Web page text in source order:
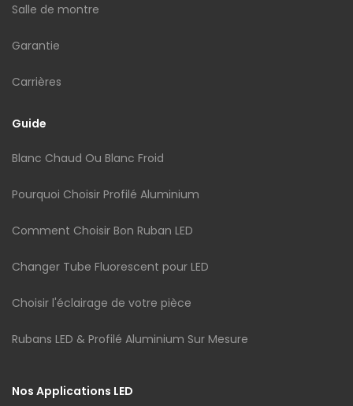
Salle de montre
Garantie
Carrières
Guide
Blanc Chaud Ou Blanc Froid
Pourquoi Choisir Profilé Aluminium
Comment Choisir Bon Ruban LED
Changer Tube Fluorescent pour LED
Choisir l'éclairage de votre pièce
Rubans LED & Profilé Aluminium Sur Mesure
Nos Applications LED